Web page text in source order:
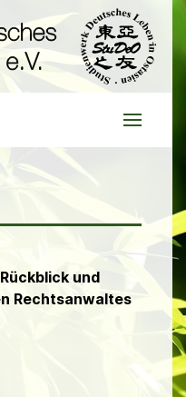
und
Rechtsanwaltes